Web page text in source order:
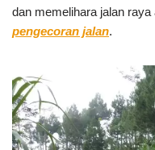
dan memelihara jalan
pengecoran jalan.